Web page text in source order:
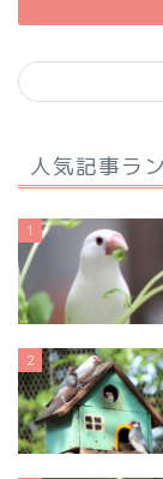
人気記事ラ
1
2